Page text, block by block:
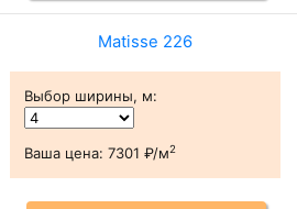
Matisse 226
Выбор ширины, м:
Ваша цена: 7301 ₽/м2